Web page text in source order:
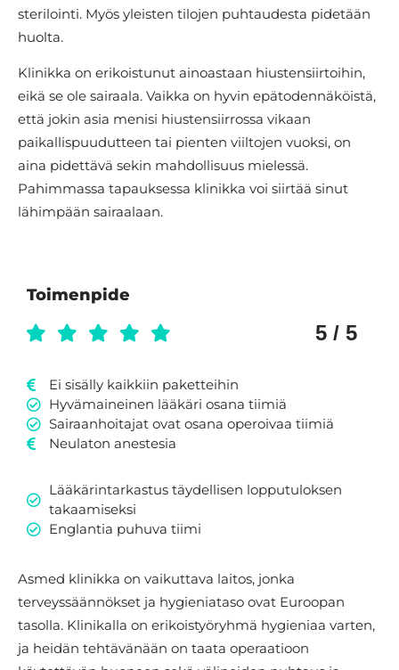
sterilointi. Myös yleisten tilojen puhtaudesta pidetään
huolta.
Klinikka on erikoistunut ainoastaan hiustensiirtoihin,
eikä se ole sairaala. Vaikka on hyvin epätodennäköistä,
että jokin asia menisi hiustensiirrossa vikaan
paikallispuudutteen tai pienten viiltojen vuoksi, on
aina pidettävä sekin mahdollisuus mielessä.
Pahimmassa tapauksessa klinikka voi siirtää sinut
lähimpään sairaalaan.
Toimenpide
5 / 5
Ei sisälly kaikkiin paketteihin
Hyvämaineinen lääkäri osana tiimiä
Sairaanhoitajat ovat osana operoivaa tiimiä
Neulaton anestesia
Lääkärintarkastus täydellisen lopputuloksen
takaamiseksi
Englantia puhuva tiimi
Asmed klinikka on vaikuttava laitos, jonka
terveyssäännökset ja hygieniataso ovat Euroopan
tasolla. Klinikalla on erikoistyöryhmä hygieniaa varten,
ja heidän tehtävänään on taata operaatioon